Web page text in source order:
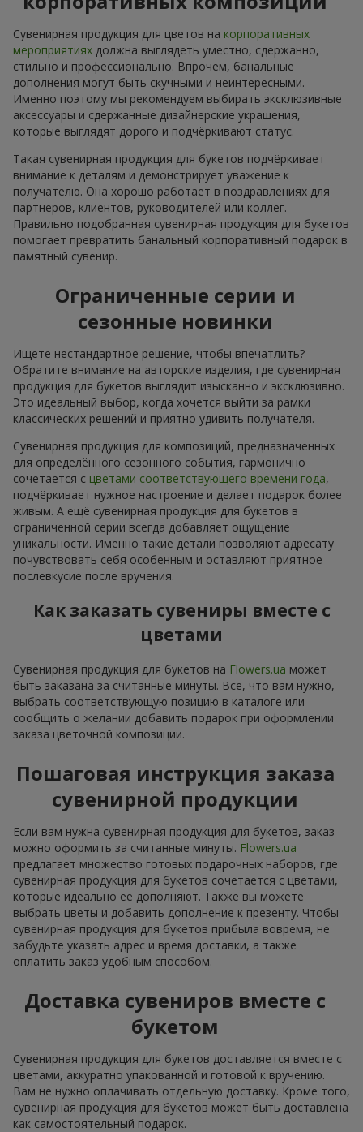
Сувенирная продукция для цветов на корпоративных
мероприятиях должна выглядеть уместно, сдержанно,
стильно и профессионально. Впрочем, банальные
дополнения могут быть скучными и неинтересными.
Именно поэтому мы рекомендуем выбирать эксклюзивные
аксессуары и сдержанные дизайнерские украшения,
которые выглядят дорого и подчёркивают статус.
Такая сувенирная продукция для букетов подчёркивает
внимание к деталям и демонстрирует уважение к
получателю. Она хорошо работает в поздравлениях для
партнёров, клиентов, руководителей или коллег.
Правильно подобранная сувенирная продукция для букетов
помогает превратить банальный корпоративный подарок в
памятный сувенир.
Ограниченные серии и
сезонные новинки
Ищете нестандартное решение, чтобы впечатлить?
Обратите внимание на авторские изделия, где сувенирная
продукция для букетов выглядит изысканно и эксклюзивно.
Это идеальный выбор, когда хочется выйти за рамки
классических решений и приятно удивить получателя.
Сувенирная продукция для композиций, предназначенных
для определённого сезонного события, гармонично
сочетается с цветами соответствующего времени года,
подчёркивает нужное настроение и делает подарок более
живым. А ещё сувенирная продукция для букетов в
ограниченной серии всегда добавляет ощущение
уникальности. Именно такие детали позволяют адресату
почувствовать себя особенным и оставляют приятное
послевкусие после вручения.
Как заказать сувениры вместе с
цветами
Сувенирная продукция для букетов на Flowers.ua может
быть заказана за считанные минуты. Всё, что вам нужно, —
выбрать соответствующую позицию в каталоге или
сообщить о желании добавить подарок при оформлении
заказа цветочной композиции.
Пошаговая инструкция заказа
сувенирной продукции
Если вам нужна сувенирная продукция для букетов, заказ
можно оформить за считанные минуты. Flowers.ua
предлагает множество готовых подарочных наборов, где
сувенирная продукция для букетов сочетается с цветами,
которые идеально её дополняют. Также вы можете
выбрать цветы и добавить дополнение к презенту. Чтобы
сувенирная продукция для букетов прибыла вовремя, не
забудьте указать адрес и время доставки, а также
оплатить заказ удобным способом.
Доставка сувениров вместе с
букетом
Сувенирная продукция для букетов доставляется вместе с
цветами, аккуратно упакованной и готовой к вручению.
Вам не нужно оплачивать отдельную доставку. Кроме того,
сувенирная продукция для букетов может быть доставлена
как самостоятельный подарок.